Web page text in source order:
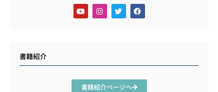
書籍紹介
書籍紹介ページへ